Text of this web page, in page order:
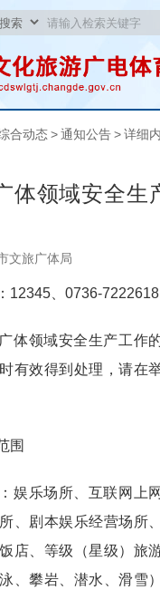
合动态 > 通知公告 > 详细
体领域安全生
文旅广体局
12345、0736-7222618
体领域安全生产工作
有效得到处理，请在
围
娱乐场所、互联网上
、剧本娱乐经营场所
店、等级（星级）旅
、攀岩、潜水、滑雪